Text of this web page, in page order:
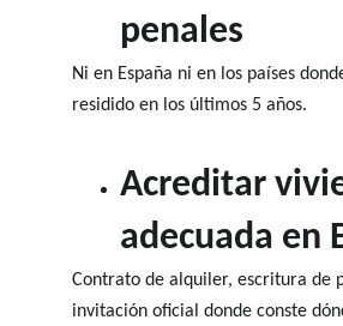
penales
Ni en España ni en los países
residido en los últimos 5 años.
Acreditar
adecuada en
Contrato de alquiler, escritura de
invitación oficial donde conste